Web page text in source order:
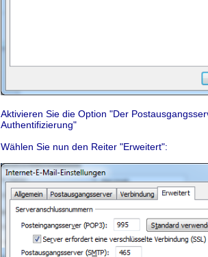
Aktivieren Sie die Option "Der
Authentifizierung"
Wählen Sie nun den Reiter "Erweitert":